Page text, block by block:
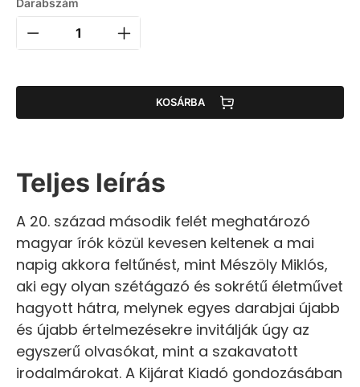
KOSÁRBA
Teljes leírás
A 20. század második felét meghatározó
magyar írók közül kevesen keltenek a mai
napig akkora feltűnést, mint Mészöly Miklós,
aki egy olyan szétágazó és sokrétű életművet
hagyott hátra, melynek egyes darabjai újabb
és újabb értelmezésekre invitálják úgy az
egyszerű olvasókat, mint a szakavatott
irodalmárokat. A Kijárat Kiadó gondozásában